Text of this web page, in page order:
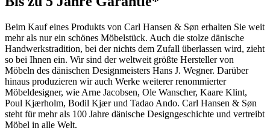
Beim Kauf eines Produkts von Carl Hansen & Søn erhalten Sie weit
mehr als nur ein schönes Möbelstück. Auch die stolze dänische
Handwerkstradition, bei der nichts dem Zufall überlassen wird, zieht
so bei Ihnen ein. Wir sind der weltweit größte Hersteller von
Möbeln des dänischen Designmeisters Hans J. Wegner. Darüber
hinaus produzieren wir auch Werke weiterer renommierter
Möbeldesigner, wie Arne Jacobsen, Ole Wanscher, Kaare Klint,
Poul Kjærholm, Bodil Kjær und Tadao Ando. Carl Hansen & Søn
steht für mehr als 100 Jahre dänische Designgeschichte und vertreibt
Möbel in alle Welt.